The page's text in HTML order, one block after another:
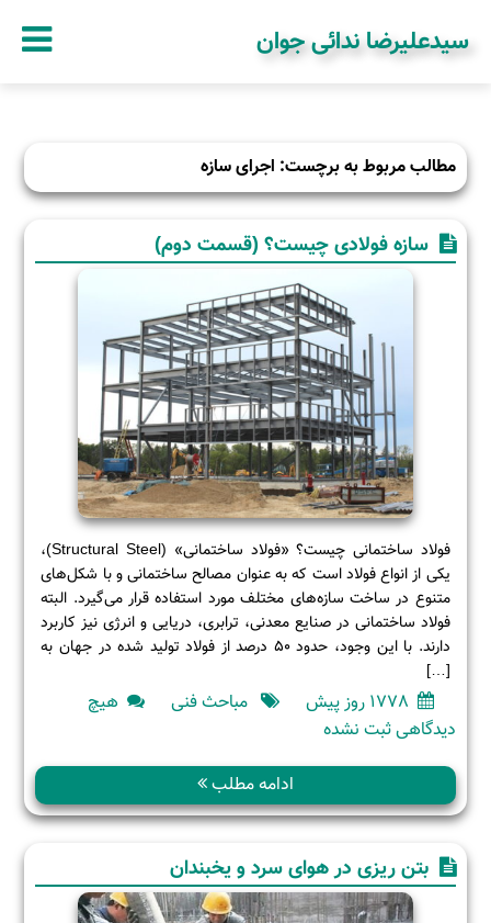
سیدعلیرضا ندائی جوان
مطالب مربوط به برچست: اجرای سازه
سازه فولادی چیست؟ (قسمت دوم)
فولاد ساختمانی چیست؟ «فولاد ساختمانی» (Structural Steel)،
یکی از انواع فولاد است که به عنوان مصالح ساختمانی و با شکل‌های
متنوع در ساخت سازه‌های مختلف مورد استفاده قرار می‌گیرد. البته
فولاد ساختمانی در صنایع معدنی، ترابری، دریایی و انرژی نیز کاربرد
دارند. با این وجود، حدود 50 درصد از فولاد تولید شده در جهان به
[…]
1778 روز پیش مباحث فنی
هیچ
دیدگاهیبرای
چیست؟
دوم)
ثبت نشده
ادامه مطلب
بتن ریزی در هوای سرد و یخبندان